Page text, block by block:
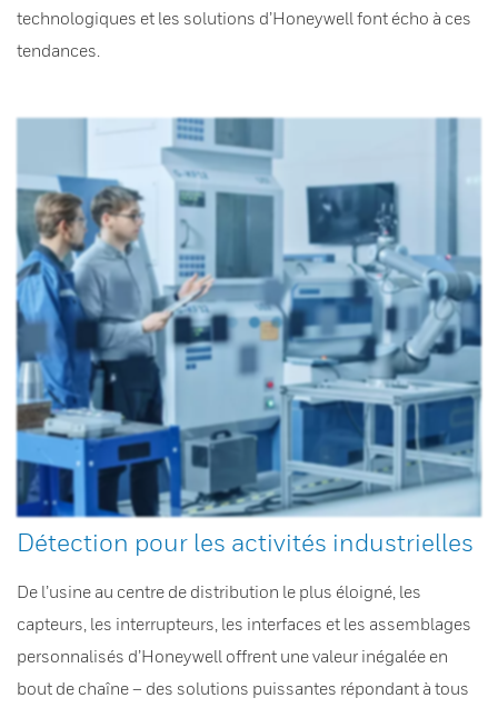
technologiques et les solutions d’Honeywell font écho à ces
tendances.
Détection pour les activités industrielles
De l’usine au centre de distribution le plus éloigné, les
capteurs, les interrupteurs, les interfaces et les assemblages
personnalisés d’Honeywell offrent une valeur inégalée en
bout de chaîne – des solutions puissantes répondant à tous